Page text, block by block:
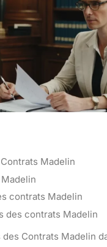
Madelin
contrats Madelin
des contrats Madelin
Contrats Madelin